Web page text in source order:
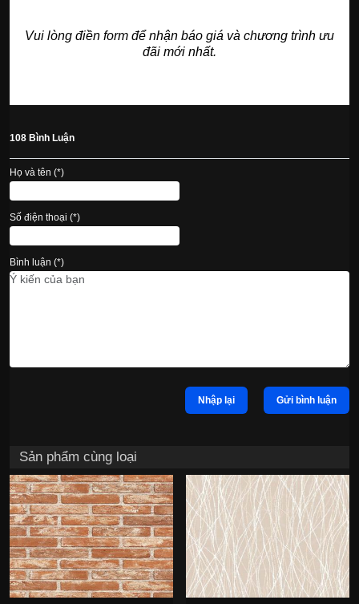
Vui lòng điền form để nhận báo giá và chương trình ưu
đãi mới nhất.
108 Bình Luận
Họ và tên (*)
Số điện thoại (*)
Bình luận (*)
Nhập lại Gửi bình luận
Sản phẩm cùng loại